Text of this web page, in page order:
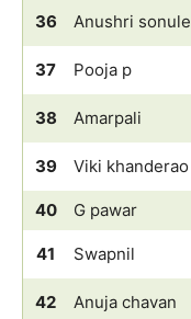
36 Anushri sonule
37 Pooja p
38 Amarpali
39 Viki khanderao
40 G pawar
41 Swapnil
42 Anuja chavan